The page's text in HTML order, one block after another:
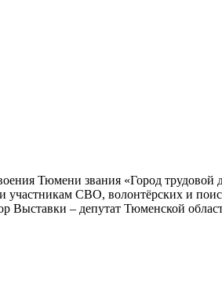
Тюмени звания «Город трудовой
СВО, волонтёрских и
Выставки – депутат Тюменской